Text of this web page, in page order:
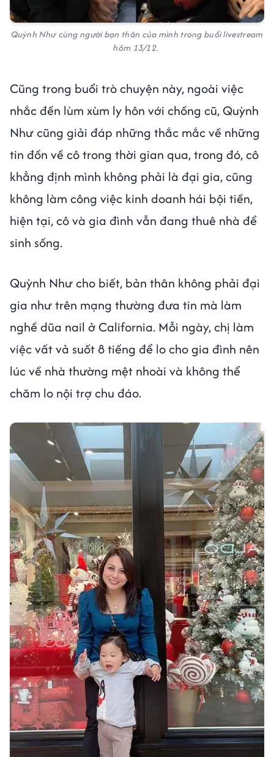
Quỳnh Như cùng người bạn thân của mình trong buổi livestream
hôm 13/12.
Cũng trong buổi trò chuyện này, ngoài việc
nhắc đến lùm xùm ly hôn với chồng cũ, Quỳnh
Như cũng giải đáp những thắc mắc về những
tin đồn về cô trong thời gian qua, trong đó, cô
khẳng định mình không phải là đại gia, cũng
không làm công việc kinh doanh hái bội tiền,
hiện tại, cô và gia đình vẫn đang thuê nhà để
sinh sống.
Quỳnh Như cho biết, bản thân không phải đại
gia như trên mạng thường đưa tin mà làm
nghề dũa nail ở California. Mỗi ngày, chị làm
việc vất vả suốt 8 tiếng để lo cho gia đình nên
lúc về nhà thường mệt nhoài và không thể
chăm lo nội trợ chu đáo.